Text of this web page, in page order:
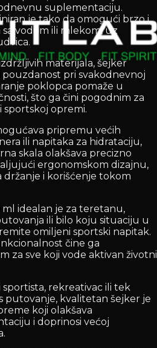
suplementaciju.
je tako da omogući brzo i
vodom ili mlekom, uz
materijala, šejker
pri svakodnevnoj
poklopca pomaže u
što ga čini pogodnim za
sportskoj opremi.
pripremu većih
ili napitaka za hidrataciju,
skala olakšava precizno
ergonomskom dizajnu,
držanje i korišćenje tokom
idealan je za teretanu,
ili bilo koju situaciju u
omiljeni sportski napitak.
čine ga
za sve koji vode aktivan životni
sportista, rekreativac ili tek
putovanje, kvalitetan šejker je
koji olakšava
i doprinosi većoj